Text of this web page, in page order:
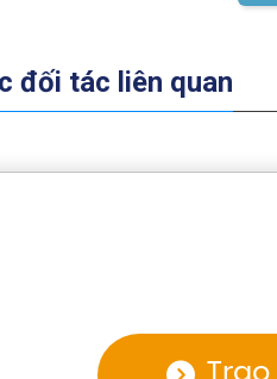
đối tác liên quan